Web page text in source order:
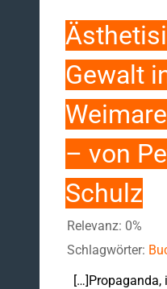
Gewalt
– von
Schulz
Relevanz: 0%
Schlagwörter:
[…]Propaganda,